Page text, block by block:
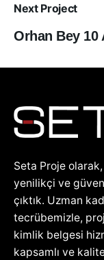
Next Project
Orhan Bey 10
Seta Proje
yenilikçi ve
çıktık. Uzman
tecrübemizle,
kimlik belgesi
kapsamlı ve